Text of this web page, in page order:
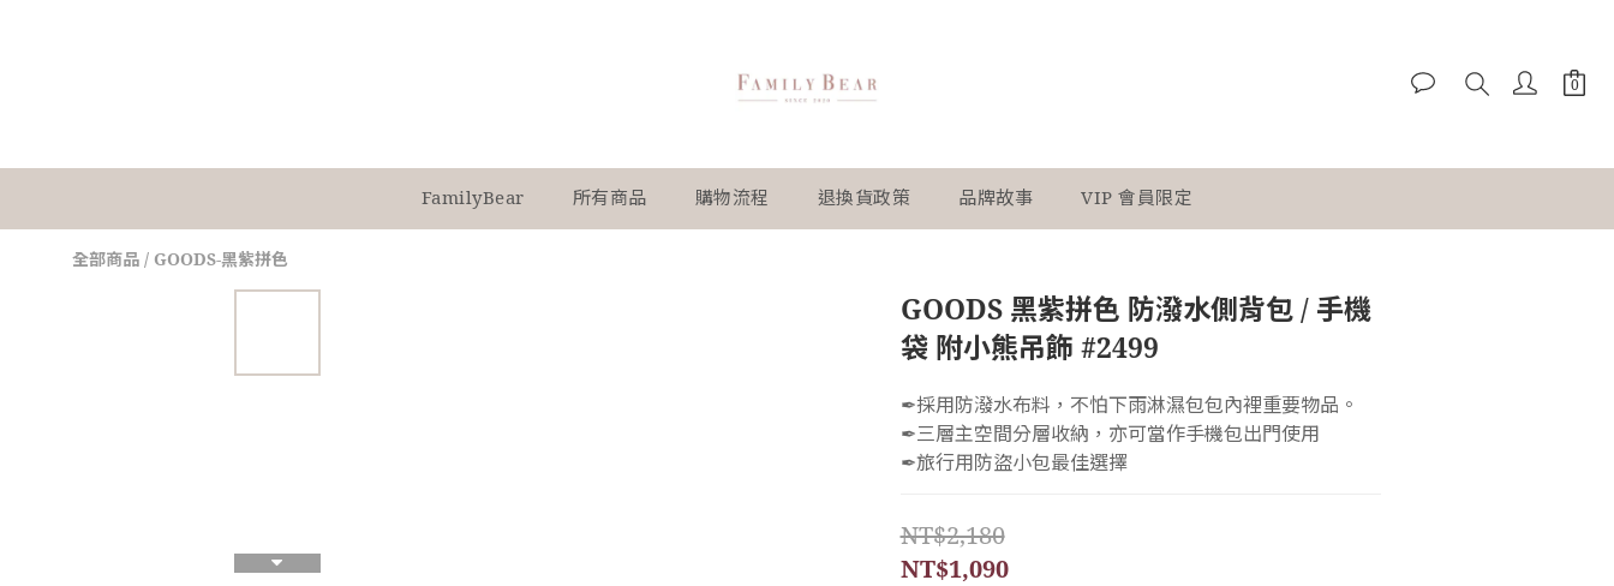
FamilyBear 所有商品 購物流程 退換貨政策 品牌故事 VIP 會員限定
全部商品 / GOODS-黑紫拼色
GOODS 黑紫拼色 防潑水側背包 / 手機
袋 附小熊吊飾 #2499
✒︎採用防潑水布料，不怕下雨淋濕包包內裡重要物品。
✒︎三層主空間分層收納，亦可當作手機包出門使用
✒︎旅行用防盜小包最佳選擇
NT$2,180
NT$1,090